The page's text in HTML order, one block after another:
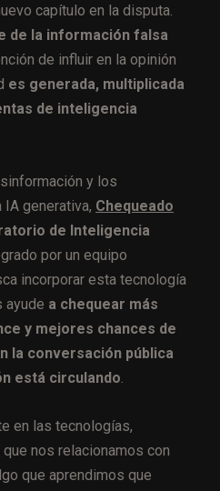
capítulo en la disputa.
de la información falsa
de influir en la opinión
es generada, multiplicada
de inteligencia
y los
generativa, Chequeado
de Inteligencia
por un equipo
incorporar esta tecnología
ayude a chequear más
y mejores chances de
la conversación pública
está circulando
en las tecnologías,
nos relacionamos con
que aprendimos que